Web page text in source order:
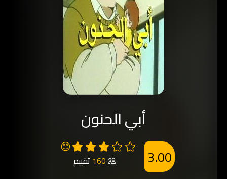
أبي الحنون
😊
160 تقييم 3.00